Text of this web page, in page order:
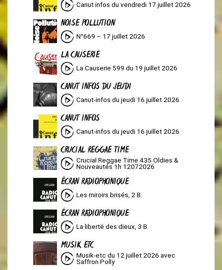
Canut infos du vendredi 17 juillet 2026
NOISE POLLUTION
N°669 – 17 juillet 2026
LA CAUSERIE
La Causerie 599 du 19 juillet 2026
CANUT INFOS DU JEUDI
Canut-infos du jeudi 16 juillet 2026
CANUT INFOS
Canut-infos du jeudi 16 juillet 2026
CRUCIAL REGGAE TIME
Crucial Reggae Time 435 Oldies &
Nouveautés 1h 12072026
ÉCRAN RADIOPHONIQUE
Les miroirs brisés, 2 B.
ÉCRAN RADIOPHONIQUE
La liberté des dieux, 3 B.
MUSIK ETC
Musik-etc du 12 juillet 2026 avec
Saffron Polly